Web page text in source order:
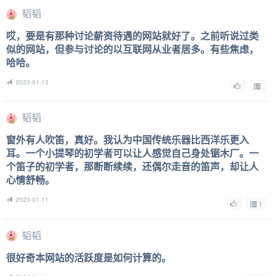
韬韬
哎，要是有那种讨论薪资待遇的网站就好了。之前听说过类
似的网站，但参与讨论的以互联网从业者居多。有些焦虑，
哈哈。
2023-01-13
韬韬
窗外有人吹笛，真好。我认为中国传统乐器比西洋乐更入
耳。一个小提琴的初学者可以让人感觉自己身处锯木厂。一
个笛子的初学者，那断断续续，还偶尔走音的笛声，却让人
心情舒畅。
2023-01-11 1
韬韬
很好奇本网站的活跃度是如何计算的。